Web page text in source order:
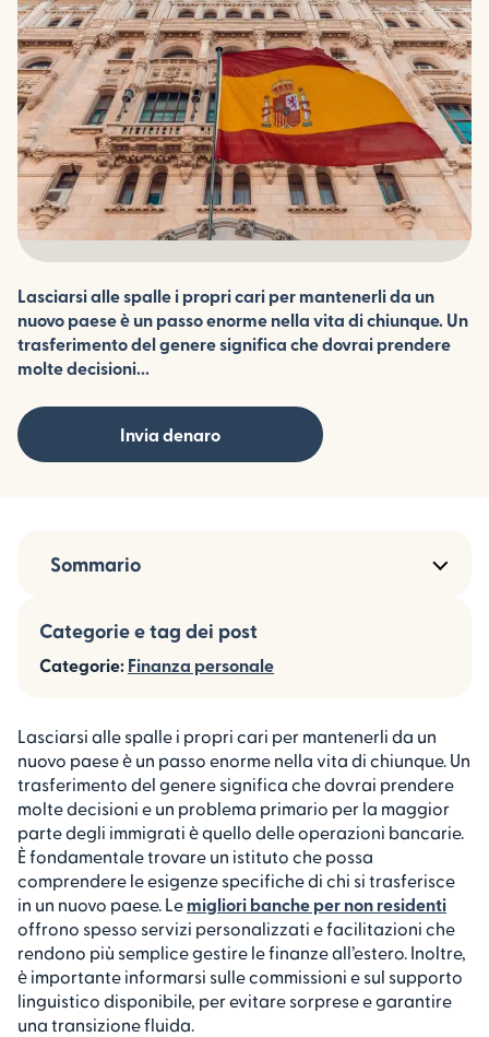
Lasciarsi alle spalle i propri cari per mantenerli da un
nuovo paese è un passo enorme nella vita di chiunque. Un
trasferimento del genere significa che dovrai prendere
molte decisioni...
Invia denaro
Lasciarsi alle spalle i propri cari per mantenerli da un
nuovo paese è un passo enorme nella vita di chiunque. Un
trasferimento del genere significa che dovrai prendere
molte decisioni e un problema primario per la maggior
parte degli immigrati è quello delle operazioni bancarie.
È fondamentale trovare un istituto che possa
comprendere le esigenze specifiche di chi si trasferisce
in un nuovo paese. Le migliori banche per non residenti
offrono spesso servizi personalizzati e facilitazioni che
rendono più semplice gestire le finanze all’estero. Inoltre,
è importante informarsi sulle commissioni e sul supporto
linguistico disponibile, per evitare sorprese e garantire
una transizione fluida.
Sommario
Categorie e tag dei post
Categorie: Finanza personale